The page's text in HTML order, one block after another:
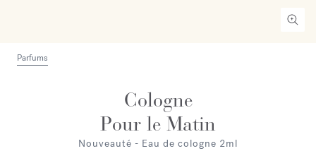
Parfums
Cologne
Pour le Matin
Nouveauté - Eau de cologne 2ml